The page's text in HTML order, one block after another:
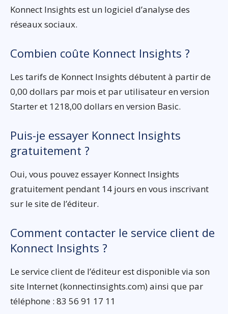
Konnect Insights est un logiciel d’analyse des
réseaux sociaux.
Combien coûte Konnect Insights ?
Les tarifs de Konnect Insights débutent à partir de
0,00 dollars par mois et par utilisateur en version
Starter et 1218,00 dollars en version Basic.
Puis-je essayer Konnect Insights
gratuitement ?
Oui, vous pouvez essayer Konnect Insights
gratuitement pendant 14 jours en vous inscrivant
sur le site de l’éditeur.
Comment contacter le service client de
Konnect Insights ?
Le service client de l’éditeur est disponible via son
site Internet (konnectinsights.com) ainsi que par
téléphone : 83 56 91 17 11